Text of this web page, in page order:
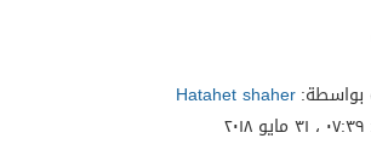
بواسطة:Hatahet shaher
٠٧:٣٩ ، ٣١ مايو ٢٠١٨